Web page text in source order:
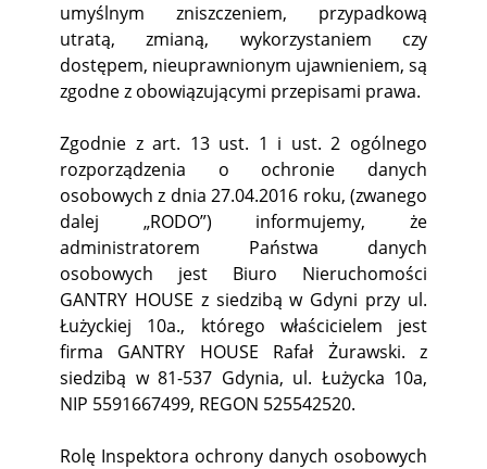
umyślnym zniszczeniem, przypadkową
utratą, zmianą, wykorzystaniem czy
dostępem, nieuprawnionym ujawnieniem, są
zgodne z obowiązującymi przepisami prawa.
Zgodnie z art. 13 ust. 1 i ust. 2 ogólnego
rozporządzenia o ochronie danych
osobowych z dnia 27.04.2016 roku, (zwanego
dalej „RODO”) informujemy, że
administratorem Państwa danych
osobowych jest Biuro Nieruchomości
GANTRY HOUSE z siedzibą w Gdyni przy ul.
Łużyckiej 10a., którego właścicielem jest
firma GANTRY HOUSE Rafał Żurawski. z
siedzibą w 81-537 Gdynia, ul. Łużycka 10a,
NIP 5591667499, REGON 525542520.
Rolę Inspektora ochrony danych osobowych